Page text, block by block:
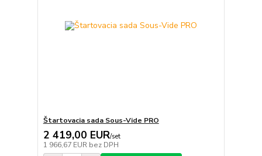
Štartovacia sada Sous-Vide PRO
2 419,00 EUR/set
1 966,67 EUR bez DPH